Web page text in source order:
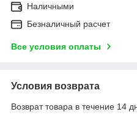
Наличными
Безналичный расчет
Все условия оплаты
Условия возврата
Возврат товара в течение 14